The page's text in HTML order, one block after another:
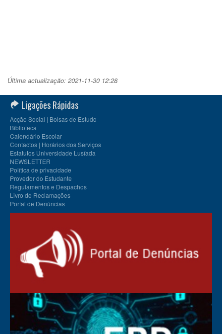
Última actualização: 2021-11-30 12:28
Ligações Rápidas
Acção Social | Bolsas de Estudo
Biblioteca
Calendário Escolar
Contactos | Horários dos Serviços
Estatutos Universidade Lusíada
NEWSLETTER
Política de privacidade
Provedor do Estudante
Regulamentos e Despachos
Livro de Reclamações
Portal de Denúncias